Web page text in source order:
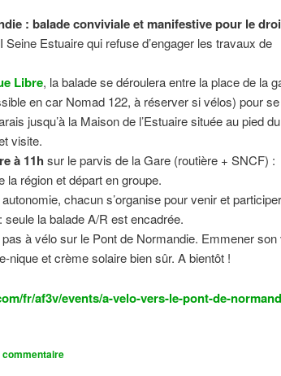
: balade conviviale et manifestivepour le
Estuaire qui refuse d’engager les travaux de
Libre, la balade se déroulera entre la place de la
en car Nomad 122, à réserver si vélos) pour se
jusqu’à la Maison de l’Estuaire située au pied du
visite.
à 11h sur le parvis de la Gare (routière + SNCF) :
région et départ en groupe.
chacun s’organise pour venir et
seule la balade A/R est encadrée.
à vélo sur le Pont de Normandie. Emmener son
nique et crème solaire bien sûr. A bientôt !
fr/af3v/events/a-velo-vers-le-pont-de-
commentaire